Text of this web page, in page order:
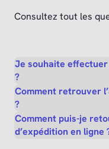
Consultez tout les
Je souhaite
?
Comment retrouver
?
Comment puis-je
d’expédition en ligne